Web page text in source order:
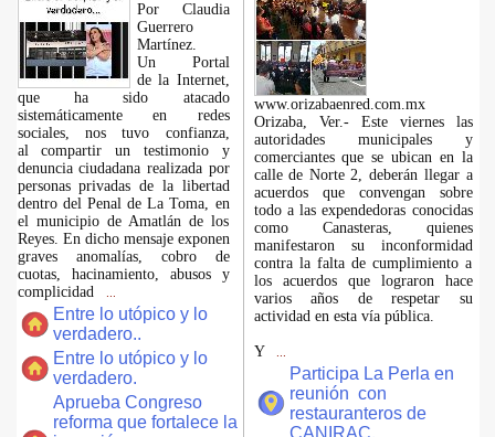
Por Claudia
Guerrero
Martínez.
​Un Portal
de la Internet,
que ha sido atacado
sistemáticamente en redes
sociales, nos tuvo confianza,
al compartir un testimonio y
denuncia ciudadana realizada por
personas privadas de la libertad
dentro del Penal de La Toma, en
el municipio de Amatlán de los
Reyes. En dicho mensaje exponen
graves anomalías, cobro de
cuotas, hacinamiento, abusos y
complicidad
Entre lo utópico y lo
verdadero..
Entre lo utópico y lo
verdadero.
Aprueba Congreso
reforma que fortalece la
www.orizabaenred.com.mx
Orizaba, Ver.- Este viernes las
autoridades municipales y
comerciantes que se ubican en la
calle de Norte 2, deberán llegar a
acuerdos que convengan sobre
todo a las expendedoras conocidas
como Canasteras, quienes
manifestaron su inconformidad
contra la falta de cumplimiento a
los acuerdos que lograron hace
varios años de respetar su
actividad en esta vía pública.
Y
Participa La Perla en
reunión con
restauranteros de
CANIRAC.